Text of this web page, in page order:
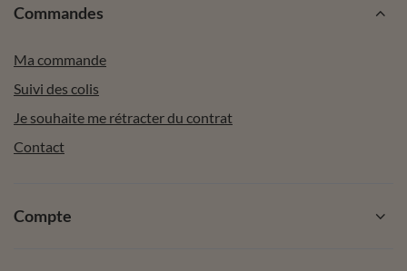
Commandes
Ma commande
Suivi des colis
Je souhaite me rétracter du contrat
Contact
Compte